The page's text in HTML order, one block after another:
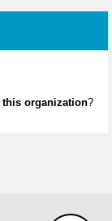
this organization?